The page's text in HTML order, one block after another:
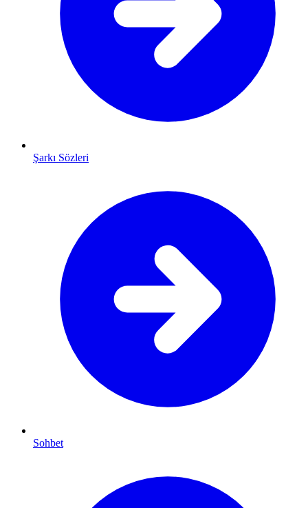
Şarkı Sözleri
Sohbet